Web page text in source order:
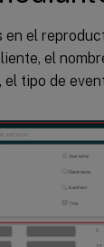
el
el
tipo de